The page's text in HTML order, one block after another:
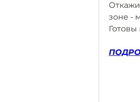
зоне -
Готовы